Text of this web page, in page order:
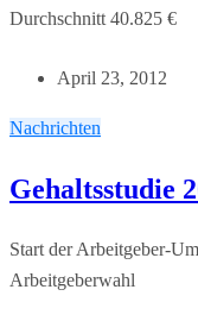
Durchschnitt 40.825 €
April 23, 2012
Nachrichten
Gehaltsstudie
Start der Arbeitgeber-
Arbeitgeberwahl